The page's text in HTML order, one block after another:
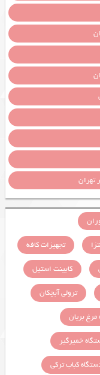
تهران
تجهیزات کافه
کابینت استیل
ترولی آبچکان
بریان
خمیرگیر
کباب ترکی